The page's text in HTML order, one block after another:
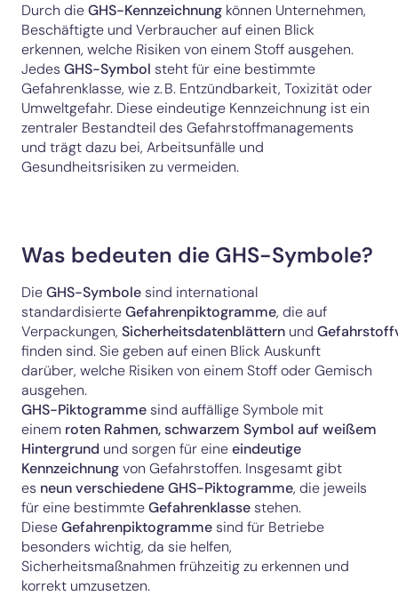
Durch dieGHS-Kennzeichnung können Unternehmen,
Beschäftigte und Verbraucher auf einen Blick
erkennen, welche Risiken von einem Stoff ausgehen.
Jedes GHS-Symbol steht für eine bestimmte
Gefahrenklasse, wie z. B. Entzündbarkeit, Toxizität oder
Umweltgefahr. Diese eindeutige Kennzeichnung ist ein
zentraler Bestandteil des Gefahrstoffmanagements
und trägt dazu bei, Arbeitsunfälle und
Gesundheitsrisiken zu vermeiden.
Was bedeuten die GHS-Symbole?
DieGHS-Symbolesind international
standardisierteGefahrenpiktogramme, die auf
Verpackungen, Sicherheitsdatenblättern und
finden sind. Sie geben auf einen Blick Auskunft
darüber, welche Risiken von einem Stoff oder Gemisch
ausgehen.
GHS-Piktogrammesind auffällige Symbole mit
einem roten Rahmen, schwarzem Symbol auf weißem
Hintergrund und sorgen für eineeindeutige
Kennzeichnungvon Gefahrstoffen. Insgesamt gibt
es neun verschiedene GHS-Piktogramme, die jeweils
für eine bestimmteGefahrenklassestehen.
DieseGefahrenpiktogrammesind für Betriebe
besonders wichtig, da sie helfen,
Sicherheitsmaßnahmen frühzeitig zu erkennen und
korrekt umzusetzen.